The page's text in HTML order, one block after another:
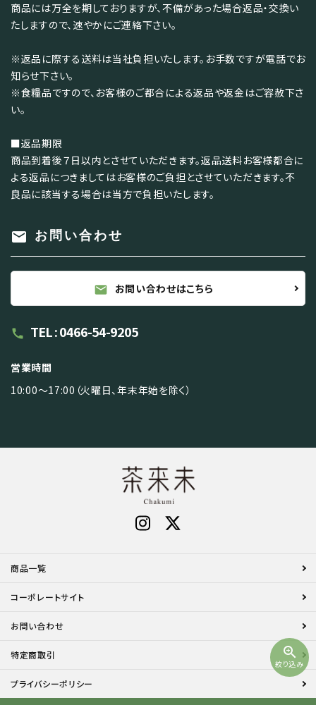
zoom_in
絞り込み
商品には万全を期しておりますが、不備があった場合返品・交換い
たしますので、速やかにご連絡下さい。
※返品に際する送料は当社負担いたします。お手数ですが電話でお
知らせ下さい。
※食糧品ですので、お客様のご都合による返品や返金はご容赦下さ
い。
■返品期限
商品到着後７日以内とさせていただきます。返品送料お客様都合に
よる返品につきましてはお客様のご負担とさせていただきます。不
良品に該当する場合は当方で負担いたします。
mail お問い合わせ
mail お問い合わせはこちら
call TEL : 0466-54-9205
営業時間
10:00～17:00（火曜日、年末年始を除く）
商品一覧
コーポレートサイト
お問い合わせ
特定商取引
プライバシーポリシー